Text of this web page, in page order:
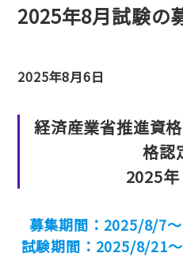
2025年8月試験の
2025年8月6日
経済産業省推進資
格認
2025
募集期間：2025/8/7～
試験期間：2025/8/21